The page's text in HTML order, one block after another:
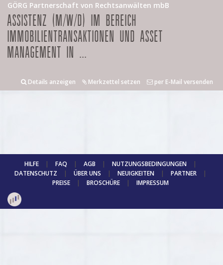
GÖRG Partnerschaft von Rechtsanwälten mbB
ASSISTENZ (M/W/D) IM BEREICH
IMMOBILIENTRANSAKTIONEN UND ASSET
MANAGEMENT IN ...
Details anzeigen Merkzettel setzen per E-Mail versenden
HILFE | FAQ | AGB | NUTZUNGSBEDINGUNGEN
|
DATENSCHUTZ
| ÜBER UNS | NEUIGKEITEN | PARTNER
|
PREISE
| BROSCHÜRE | IMPRESSUM